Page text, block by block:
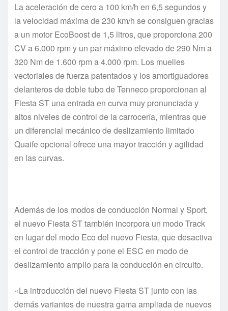
La aceleración de cero a 100 km/h en 6,5 segundos y
la velocidad máxima de 230 km/h se consiguen gracias
a un motor EcoBoost de 1,5 litros, que proporciona 200
CV a 6.000 rpm y un par máximo elevado de 290 Nm a
320 Nm de 1.600 rpm a 4.000 rpm. Los muelles
vectoriales de fuerza patentados y los amortiguadores
delanteros de doble tubo de Tenneco proporcionan al
Fiesta ST una entrada en curva muy pronunciada y
altos niveles de control de la carrocería, mientras que
un diferencial mecánico de deslizamiento limitado
Quaife opcional ofrece una mayor tracción y agilidad
en las curvas.
Además de los modos de conducción Normal y Sport,
el nuevo Fiesta ST también incorpora un modo Track
en lugar del modo Eco del nuevo Fiesta, que desactiva
el control de tracción y pone el ESC en modo de
deslizamiento amplio para la conducción en circuito.
«La introducción del nuevo Fiesta ST junto con las
demás variantes de nuestra gama ampliada de nuevos